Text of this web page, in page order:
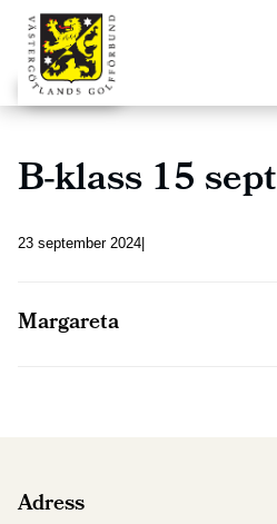
B-klass 15 sept
23 september 2024
Margareta
Adress